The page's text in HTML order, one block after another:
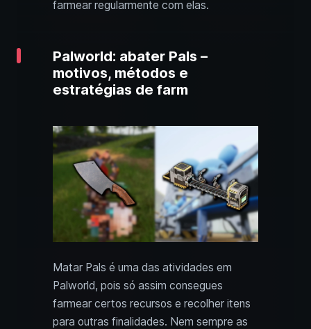
farmear regularmente com elas.
Palworld: abater Pals –
motivos, métodos e
estratégias de farm
Matar Pals é uma das atividades em
Palworld, pois só assim consegues
farmear certos recursos e recolher itens
para outras finalidades. Nem sempre as